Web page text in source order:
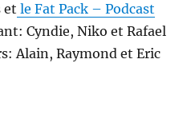
et le Fat Pack – Podcast
Cyndie, Niko et Rafael
Alain, Raymond et Eric